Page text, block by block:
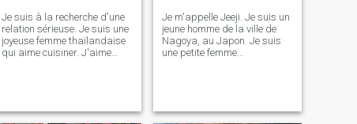
Je suis à la recherche d'une
relation sérieuse. Je suis une
joyeuse femme thaïlandaise
qui aime cuisiner. J'aime
la recherche d'un partenaire
Je m'appelle Jeeji. Je suis un
jeune homme de la ville de
Nagoya, au Japon. Je suis
une petite femme
comme un simple mode de